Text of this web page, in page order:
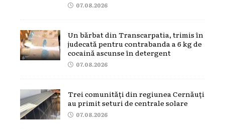
07.08.2026
Un bărbat din Transcarpatia, trimis în
judecată pentru contrabanda a 6 kg de
cocaină ascunse în detergent
07.08.2026
Trei comunități din regiunea Cernăuți
au primit seturi de centrale solare
07.08.2026